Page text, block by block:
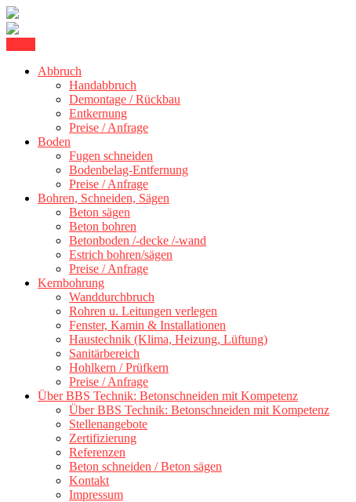
content
Betonschneiden Stuttgart
Abbruch
Handabbruch
Demontage / Rückbau
Entkernung
Preise / Anfrage
Boden
Fugen schneiden
Bodenbelag-Entfernung
Preise / Anfrage
Bohren, Schneiden, Sägen
Beton sägen
Beton bohren
Betonboden /-decke /-wand
Estrich bohren/sägen
Preise / Anfrage
Kernbohrung
Wanddurchbruch
Rohren u. Leitungen verlegen
Fenster, Kamin & Installationen
Haustechnik (Klima, Heizung, Lüftung)
Sanitärbereich
Hohlkern / Prüfkern
Preise / Anfrage
Über BBS Technik: Betonschneiden mit Kompetenz
Über BBS Technik: Betonschneiden mit Kompetenz
Stellenangebote
Zertifizierung
Referenzen
Beton schneiden / Beton sägen
Kontakt
Impressum